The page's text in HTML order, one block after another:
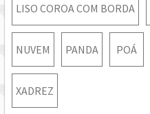
LISO COROA COM BORDA
NUVEM PANDA POÁ
XADREZ